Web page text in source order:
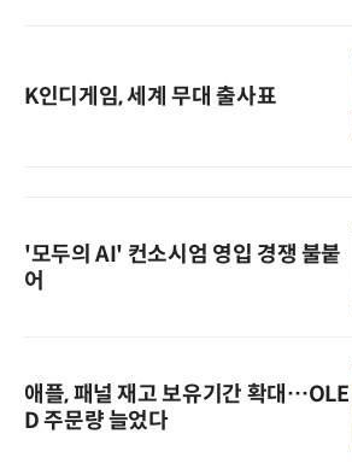
K인디게임, 세계 무대 출사표
'모두의 AI' 컨소시엄 영입 경쟁 불붙
어
애플, 패널 재고 보유기간 확대…OLE
D 주문량 늘었다